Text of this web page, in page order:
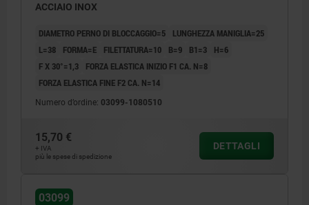
ACCIAIO INOX
DIAMETRO PERNO DI BLOCCAGGIO=5
LUNGHEZZA MANIGLIA=25
L=38
FORMA=E FILETTATURA=10 B=9 B1=3
H=6
F X 30°=1,3
FORZA ELASTICA INIZIO F1 CA. N=8
FORZA ELASTICA FINE F2 CA. N=14
Numero d’ordine: 03099-1080510
15,70 €
+ IVA
più le spese di spedizione
DETTAGLI
03099